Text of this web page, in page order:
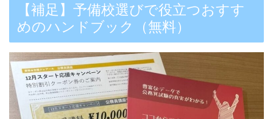
【補足】予備校選びで役立つおすす
めのハンドブック（無料）